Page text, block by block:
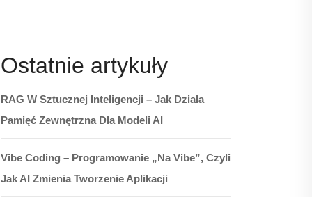
Ostatnie artykuły
RAG W Sztucznej Inteligencji – Jak Działa
Pamięć Zewnętrzna Dla Modeli AI
Vibe Coding – Programowanie „na Vibe”, Czyli
Jak AI Zmienia Tworzenie Aplikacji